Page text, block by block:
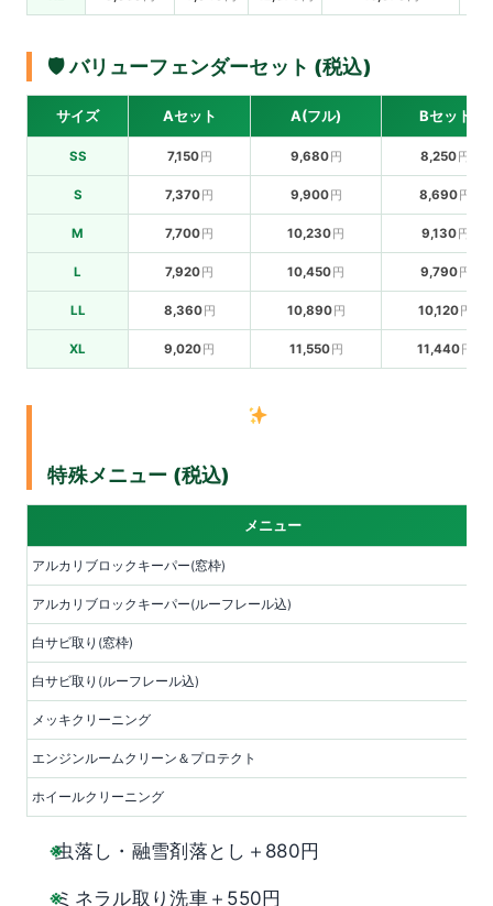
🛡 バリューフェンダーセット (税込)
サイズ Aセット A(フル) Bセット
SS 7,150 9,680 8,250
S 7,370 9,900 8,690
M 7,700 10,230 9,130
L 7,920 10,450 9,790
LL 8,360 10,890 10,120
XL 9,020 11,550 11,440
特殊メニュー (税込)
メニュー
アルカリブロックキーパー(窓枠)
アルカリブロックキーパー(ルーフレール込)
白サビ取り(窓枠)
白サビ取り(ルーフレール込)
メッキクリーニング
エンジンルームクリーン＆プロテクト
ホイールクリーニング
虫落し・融雪剤落とし＋880円
ミネラル取り洗車＋550円